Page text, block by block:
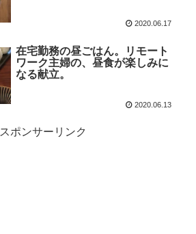
2020.06.17
在宅勤務の昼ごはん。リモート
ワーク主婦の、昼食が楽しみに
なる献立。
2020.06.13
スポンサーリンク